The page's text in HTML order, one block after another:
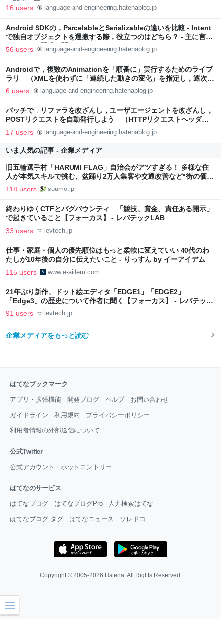
ム開発に関して
16 users language-and-engineering.hatenablog.jp
Android SDKの，ParcelableとSerializableの違いを比較 - Intent
で独自オブジェクトを運搬する際，役立つのはどちら？ - 主に言語
とシステム開発に関して
56 users language-and-engineering.hatenablog.jp
Androidで，複数のAnimationを「順番に」実行するためのライブ
ラリ （XMLを使わずに「連続した動きの変化」を指定し，逐次実
行するDSL） - 主に言語とシステム開発に関して
6 users language-and-engineering.hatenablog.jp
バッチで，リファラを改ざんし，ユーザエージェントを改ざんし，
POSTリクエストを自動発行しよう （HTTPリクエストヘッダを
自由に生成） - 主に言語とシステム開発に関して
17 users language-and-engineering.hatenablog.jp
いま人気の記事 - 企業メディア
旧五輪選手村「HARUMI FLAG」自治会がアツすぎる！ 多様な住
人が本気スキルで挑む、盆踊り2万人集客や交通改善など“街の価値
向上”戦略 東京・中央区
118 users suumo.jp
終わりゆくCTFとバグバウンティ 「競技、賞金、責任ある開示」
で起きていること【フォーカス】 - レバテックLAB
33 users levtech.jp
仕事・家庭・個人の優先順位はもっと柔軟に変えていい 40代のわ
たしが10年後の自分に伝えたいこと - りっすん by イーアイデム
115 users www.e-aidem.com
21年ぶり新作、ドット絵エディタ「EDGE1」「EDGE2」
「Edge3」の歴史について作者に聞く【フォーカス】 - レバテック
LAB
91 users levtech.jp
企業メディアをもっと読む
はてなブックマーク
アプリ・拡張機能 開発ブログ ヘルプ お問い合わせ
ガイドライン 利用規約 プライバシーポリシー
利用者情報の外部送信について
公式Twitter
公式アカウント ホットエントリー
はてなのサービス
はてなブログ はてなブログPro 人力検索はてな
はてなブログ タグ はてなニュース ソレドコ
Copyright © 2005-2026 Hatena. All Rights Reserved.